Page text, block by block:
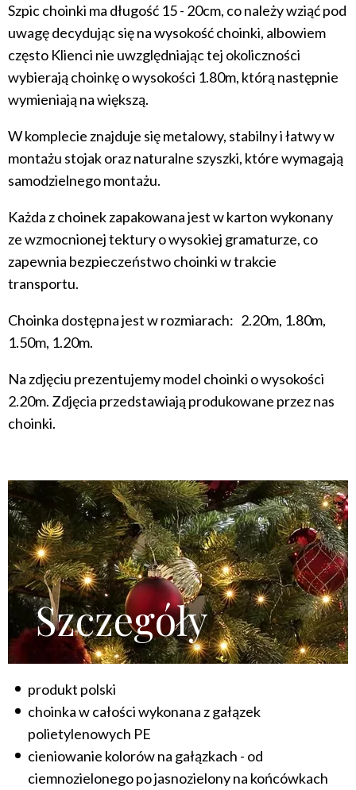
Szpic choinki ma długość 15 - 20cm, co należy wziąć pod
uwagę decydując się na wysokość choinki, albowiem
często Klienci nie uwzględniając tej okoliczności
wybierają choinkę o wysokości 1.80m, którą następnie
wymieniają na większą.
W komplecie znajduje się metalowy, stabilny i łatwy w
montażu stojak oraz naturalne szyszki, które wymagają
samodzielnego montażu.
Każda z choinek zapakowana jest w karton wykonany
ze wzmocnionej tektury o wysokiej gramaturze, co
zapewnia bezpieczeństwo choinki w trakcie
transportu.
Choinka dostępna jest w rozmiarach: 2.20m, 1.80m,
1.50m, 1.20m.
Na zdjęciu prezentujemy model choinki o wysokości
2.20m. Zdjęcia przedstawiają produkowane przez nas
choinki.
Szczegóły
produkt polski
choinka w całości wykonana z gałązek
polietylenowych PE
cieniowanie kolorów na gałązkach - od
ciemnozielonego po jasnozielony na końcówkach